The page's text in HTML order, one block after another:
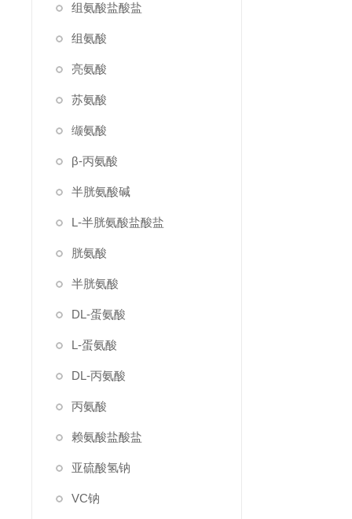
组氨酸盐酸盐
组氨酸
亮氨酸
苏氨酸
缬氨酸
β-丙氨酸
半胱氨酸碱
L-半胱氨酸盐酸盐
胱氨酸
半胱氨酸
DL-蛋氨酸
L-蛋氨酸
DL-丙氨酸
丙氨酸
赖氨酸盐酸盐
亚硫酸氢钠
VC钠